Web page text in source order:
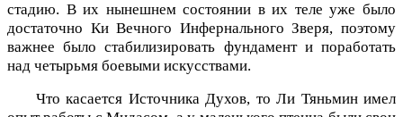
стадию. В их нынешнем состоянии в их теле уже было
достаточно Ки Вечного Инфернального Зверя, поэтому
важнее было стабилизировать фундамент и поработать
над четырьмя боевыми искусствами.
Что касается Источника Духов, то Ли Тяньмин имел